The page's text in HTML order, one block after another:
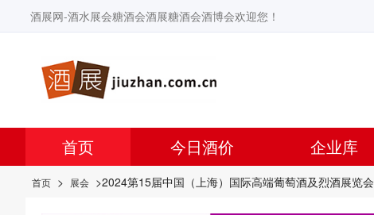
酒展网-酒水展会糖酒会酒展糖酒会酒博会欢迎您！
首页 今日酒价 企业库
首页 > 展会 >2024第15届中国（上海）国际高端葡萄酒及烈酒展览会